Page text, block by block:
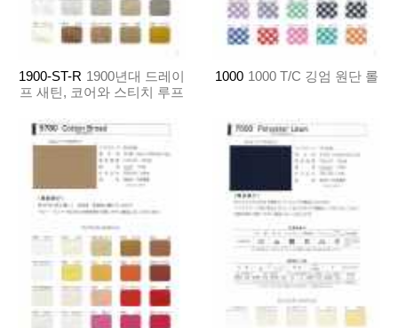
1900-ST-R 1900년대 드레이
프 새틴, 코어와 스티치 루프
1000 1000 T/C 깅엄 원단 롤